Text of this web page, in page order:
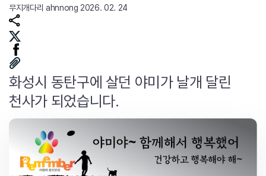
무지개다리 ahnnong 2026. 02. 24
화성시 동탄구에 살던 야미가 날개 달린
천사가 되었습니다.